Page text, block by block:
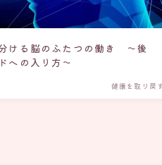
ける脳のふたつの働き ～後
への入り方～
健康を取り戻す